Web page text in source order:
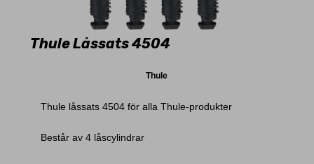
Thule Låssats 4504
Thule
Thule låssats 4504 för alla Thule-produkter
Består av 4 låscylindrar